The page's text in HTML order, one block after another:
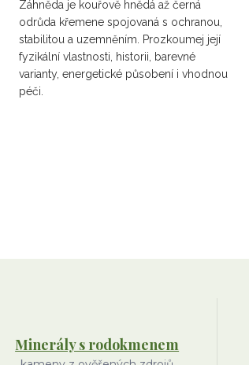
Záhněda je kouřově hnědá až černá
odrůda křemene spojovaná s ochranou,
stabilitou a uzemněním. Prozkoumej její
fyzikální vlastnosti, historii, barevné
varianty, energetické působení i vhodnou
péči.
Minerály s rodokmenem